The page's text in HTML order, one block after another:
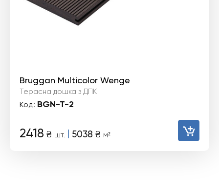
Bruggan Multicolor Wenge
Терасна дошка з ДПК
Код: BGN-T-2
2418 ₴ шт. | 5038 ₴ м²